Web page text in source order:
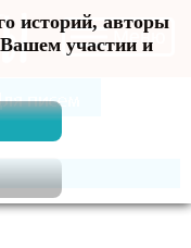
историй, авторы
участии и
Меню